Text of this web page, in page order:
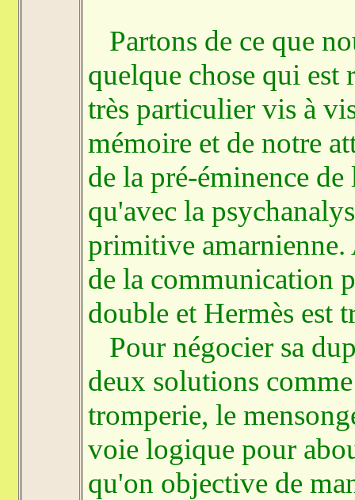
Partons de ce que
quelque chose qui est
très particulier vis à
mémoire et de notre
de la pré-éminence
qu'avec la
primitive
de la communication
double et Hermès est
Pour négocier sa
deux solutions
tromperie, le
voie logique pour
qu'on objective de